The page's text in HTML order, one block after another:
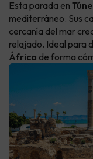
Esta parada en
mediterráneo. Sus
cercanía del mar
relajado. Ideal para
África de forma